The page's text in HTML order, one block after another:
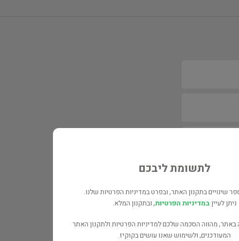
לתשומת ליבכם
שינויים בתקנון האתר, ובפרט במדיניות הפרטיות שלנו.
ניתן לעייןבמדיניות הפרטיות, ובתקנון המלא.
מהווה הסכמה שלכם למדיניות הפרטיות ולתקנון האתר
המעודכנים, ולשימוש שאנו עושים בקוקיז.